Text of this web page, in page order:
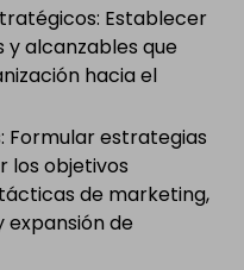
Establecer
y alcanzables que
hacia el
Formular estrategias
los objetivos
de marketing,
de